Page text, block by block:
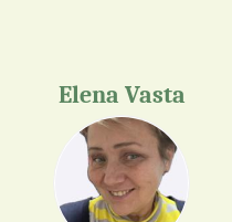
Elena Vasta